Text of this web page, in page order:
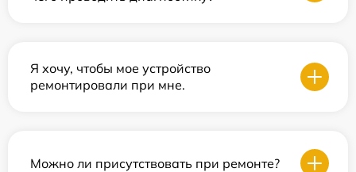
Я хочу, чтобы мое устройство
ремонтировали при мне.
Можно ли присутствовать при ремонте?